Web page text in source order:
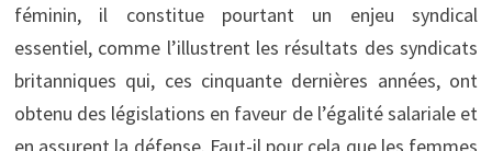
féminin, il constitue pourtant un enjeu syndical
essentiel, comme l’illustrent les résultats des syndicats
britanniques qui, ces cinquante dernières années, ont
obtenu des législations en faveur de l’égalité salariale et
en assurent la défense. Faut-il pour cela que les femmes